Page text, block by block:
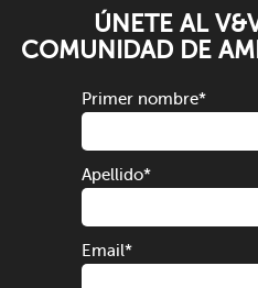
ÚNETE AL
COMUNIDAD DE
Primer nombre*
Apellido*
Email*